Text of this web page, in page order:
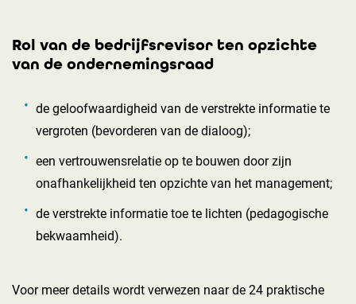
Rol van de bedrijfsrevisor ten opzichte
van de ondernemingsraad
de geloofwaardigheid van de verstrekte informatie te
vergroten (bevorderen van de dialoog);
een vertrouwensrelatie op te bouwen door zijn
onafhankelijkheid ten opzichte van het management;
de verstrekte informatie toe te lichten (pedagogische
bekwaamheid).
Voor meer details wordt verwezen naar de 24 praktische